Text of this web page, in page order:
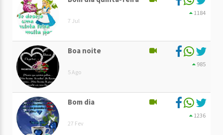
7 Jul
1184
Boa noite
5 Ago
985
Bom dia
27 Fev
1236